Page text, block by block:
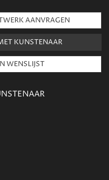
AANVRAGEN
KUNSTENAAR